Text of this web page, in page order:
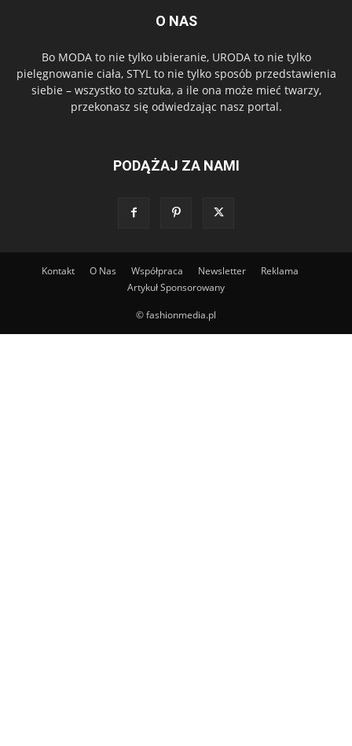
O NAS
Bo MODA to nie tylko ubieranie, URODA to nie tylko
pielęgnowanie ciała, STYL to nie tylko sposób przedstawienia
siebie – wszystko to sztuka, a ile ona może mieć twarzy,
przekonasz się odwiedzając nasz portal.
PODĄŻAJ ZA NAMI
Kontakt O Nas Współpraca Newsletter
Reklama
Artykuł Sponsorowany
© fashionmedia.pl